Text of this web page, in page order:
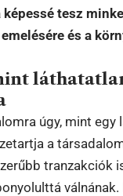
tesz
és a
úgy, mint egy
a
tranzakciók